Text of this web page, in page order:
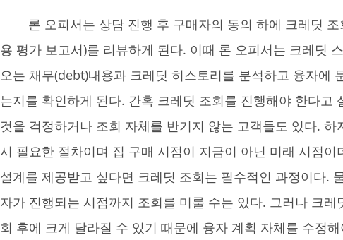
용 평가 보고서)를 리뷰하게 된다. 이때 론 오피서는 크레딧
오는 채무(debt)내용과 크레딧 히스토리를 분석하고 융자에
는지를 확인하게 된다. 간혹 크레딧 조회를 진행해야 한다고
것을 걱정하거나 조회 자체를 반기지 않는 고객들도 있다.
시 필요한 절차이며 집 구매 시점이 지금이 아닌 미래 시점
설계를 제공받고 싶다면 크레딧 조회는 필수적인 과정이다.
자가 진행되는 시점까지 조회를 미룰 수는 있다. 그러나 크
회 후에 크게 달라질 수 있기 때문에 융자 계획 자체를 수정